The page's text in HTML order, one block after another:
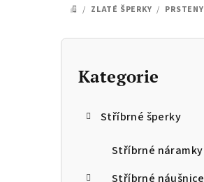
DOMŮ
/ ZLATÉ ŠPERKY / PRSTENY
P
Přeskočit
kategorie
Kategorie
Stříbrné šperky
Stříbrné náramky
Stříbrné náušnice